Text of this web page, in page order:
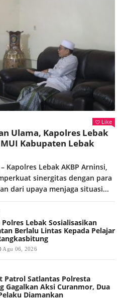
Like
Ulama, Kapolres Lebak
Kabupaten Lebak
Kapolres Lebak AKBP Arninsi,
sinergitas dengan para
dari upaya menjaga situasi...
Lebak Sosialisasikan
Berlalu Lintas Kepada Pelajar
Agu 06, 2026
Patrol Satlantas Polresta
Gagalkan Aksi Curanmor, Dua
Diamankan